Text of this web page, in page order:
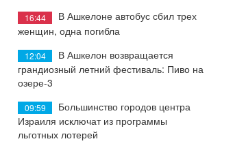
16:44
В Ашкелоне автобус сбил трех
женщин, одна погибла
12:04
В Ашкелон возвращается
грандиозный летний фестиваль: Пиво на
озере-3
09:59
Большинство городов центра
Израиля исключат из программы
льготных лотерей